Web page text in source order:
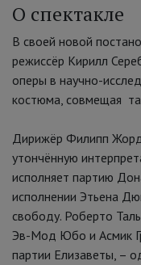
О спектакле
В своей новой
режиссёр Кирилл
оперы в научно-
костюма, совмещая
Дирижёр Филипп
утончённую
исполняет партию
исполнении Этьена
свободу. Роберто
Эв-Мод Юбо и Асмик
партии Елизаветы, –